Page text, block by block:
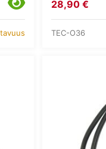
28,90 €
TEC-O36